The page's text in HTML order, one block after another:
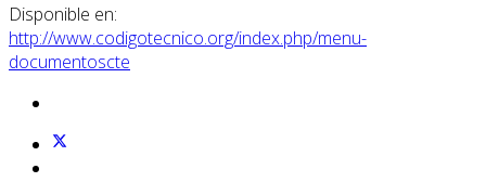
Disponible en:
http://www.codigotecnico.org/index.php/menu-
documentoscte